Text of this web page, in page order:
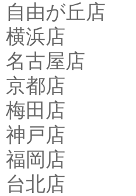
自由が丘店
横浜店
名古屋店
京都店
梅田店
神戸店
福岡店
台北店